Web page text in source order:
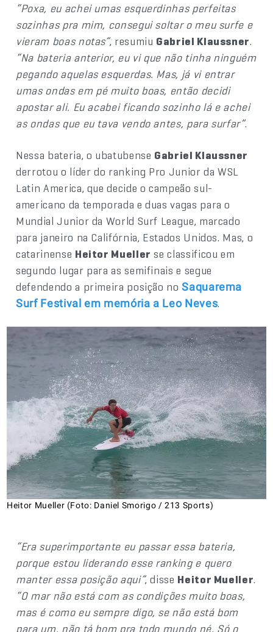
“Poxa, eu achei umas esquerdinhas perfeitas
sozinhas pra mim, consegui soltar o meu surfe e
vieram boas notas”, resumiu Gabriel Klaussner.
“Na bateria anterior, eu vi que não tinha ninguém
pegando aquelas esquerdas. Mas, já vi entrar
umas ondas em pé muito boas, então decidi
apostar ali. Eu acabei ficando sozinho lá e achei
as ondas que eu tava vendo antes, para surfar”.
Nessa bateria, o ubatubense Gabriel Klaussner
derrotou o líder do ranking Pro Junior da WSL
Latin America, que decide o campeão sul-
americano da temporada e duas vagas para o
Mundial Junior da World Surf League, marcado
para janeiro na Califórnia, Estados Unidos. Mas, o
catarinense Heitor Mueller se classificou em
segundo lugar para as semifinais e segue
defendendo a primeira posição noSaquarema
Surf Festival em memória a Leo Neves.
Heitor Mueller (Foto: Daniel Smorigo / 213 Sports)
“Era superimportante eu passar essa bateria,
porque estou liderando esse ranking e quero
manter essa posição aqui”, disse Heitor Mueller.
“O mar não está com as condições muito boas,
mas é como eu sempre digo, se não está bom
para um, não tá bom pra todo mundo né. Só o